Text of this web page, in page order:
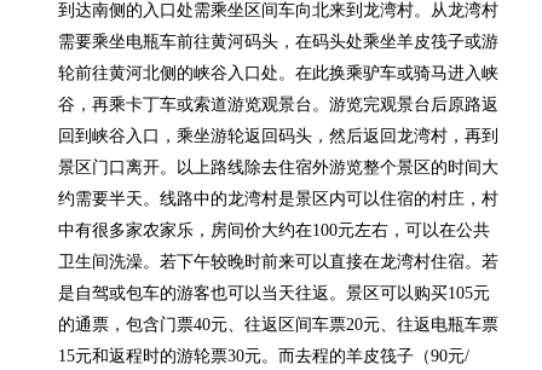
到达南侧的入口处需乘坐区间车向北来到龙湾村。从龙湾村
需要乘坐电瓶车前往黄河码头，在码头处乘坐羊皮筏子或游
轮前往黄河北侧的峡谷入口处。在此换乘驴车或骑马进入峡
谷，再乘卡丁车或索道游览观景台。游览完观景台后原路返
回到峡谷入口，乘坐游轮返回码头，然后返回龙湾村，再到
景区门口离开。以上路线除去住宿外游览整个景区的时间大
约需要半天。线路中的龙湾村是景区内可以住宿的村庄，村
中有很多家农家乐，房间价大约在100元左右，可以在公共
卫生间洗澡。若下午较晚时前来可以直接在龙湾村住宿。若
是自驾或包车的游客也可以当天往返。景区可以购买105元
的通票，包含门票40元、往返区间车票20元、往返电瓶车票
15元和返程时的游轮票30元。而去程的羊皮筏子（90元/